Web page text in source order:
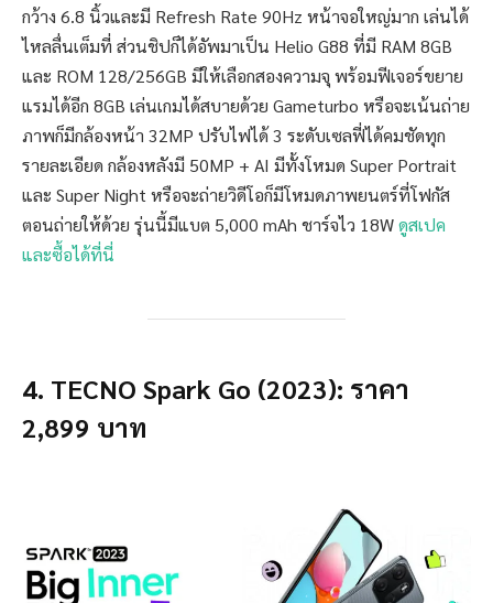
กว้าง 6.8 นิ้วและมี Refresh Rate 90Hz หน้าจอใหญ่มาก เล่นได้
ไหลลื่นเต็มที่ ส่วนชิปก็ได้อัพมาเป็น Helio G88 ที่มี RAM 8GB
และ ROM 128/256GB มีให้เลือกสองความจุ พร้อมฟีเจอร์ขยาย
แรมได้อีก 8GB เล่นเกมได้สบายด้วย Gameturbo หรือจะเน้นถ่าย
ภาพก็มีกล้องหน้า 32MP ปรับไฟได้ 3 ระดับเซลฟี่ได้คมชัดทุก
รายละเอียด กล้องหลังมี 50MP + AI มีทั้งโหมด Super Portrait
และ Super Night หรือจะถ่ายวิดีโอก็มีโหมดภาพยนตร์ที่โฟกัส
ตอนถ่ายให้ด้วย รุ่นนี้มีแบต 5,000 mAh ชาร์จไว 18Wดูสเปค
และซื้อได้ที่นี่
4. TECNO Spark Go (2023): ราคา
2,899 บาท